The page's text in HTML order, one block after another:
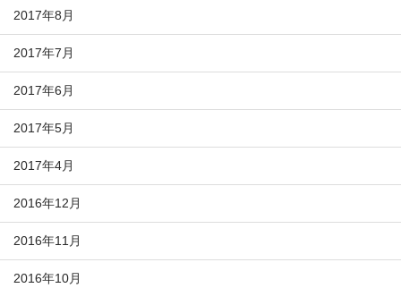
2017年8月
2017年7月
2017年6月
2017年5月
2017年4月
2016年12月
2016年11月
2016年10月